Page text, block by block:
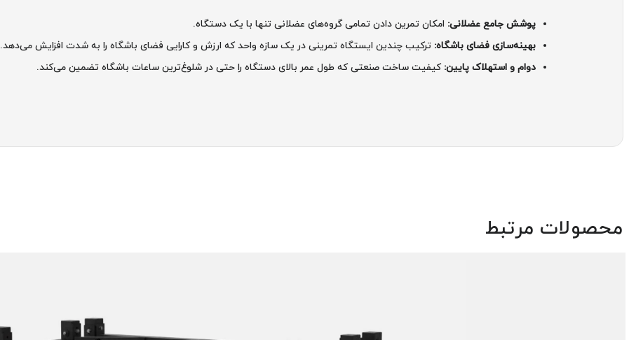
پوشش جامع عضلانی: امکان تمرین دادن تمامی گروه‌های عضلانی تنها با یک دستگاه.
بهینه‌سازی فضای باشگاه: ترکیب چندین ایستگاه تمرینی در یک سازه واحد که ارزش و کارایی فضای باشگاه را به شدت افزایش می‌دهد.
دوام و استهلاک پایین: کیفیت ساخت صنعتی که طول عمر بالای دستگاه را حتی در شلوغ‌ترین ساعات باشگاه تضمین می‌کند.
محصولات مرتبط